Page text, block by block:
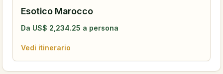
Esotico Marocco
Da US$ 2,234.25 a persona
Vedi itinerario